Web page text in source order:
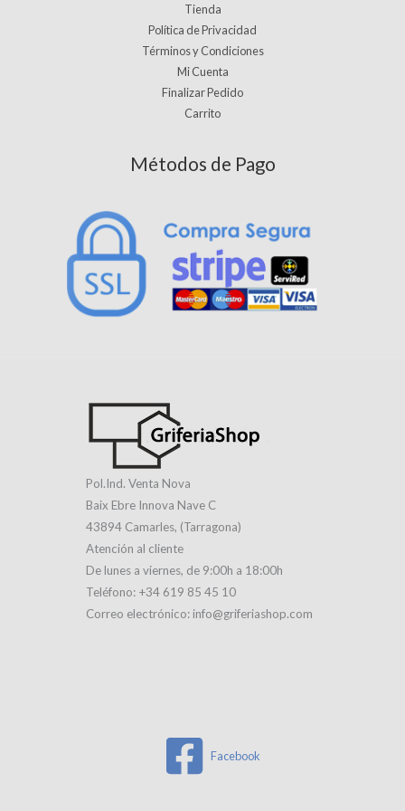
Tienda
Política de Privacidad
Términos y Condiciones
Mi Cuenta
Finalizar Pedido
Carrito
Métodos de Pago
Pol.Ind. Venta Nova
Baix Ebre Innova Nave C
43894 Camarles, (Tarragona)
Atención al cliente
De lunes a viernes, de 9:00h a 18:00h
Teléfono: +34 619 85 45 10
Correo electrónico: info@griferiashop.com
Facebook